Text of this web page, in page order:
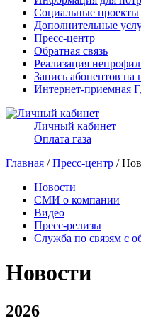
Социальные проекты
Дополнительные
Пресс-центр
Обратная связь
Реализация
Запись абонентов на
Интернет-приемная
Личный кабинет
Оплата газа
Главная /Пресс-центр /
Новости
СМИ о компании
Видео
Пресс-релизы
Служба по связям с
Новости
2026